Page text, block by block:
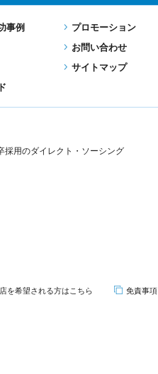
事例
プロモーション
お問い合わせ
サイトマップ
採用のダイレクト・ソーシング
を希望される方はこちら 免責事項